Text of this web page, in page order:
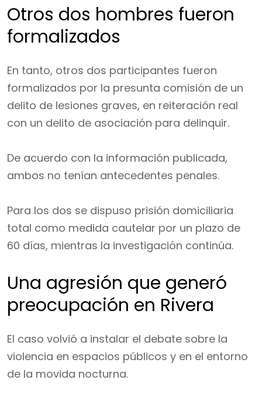
Otros dos hombres fueron
formalizados
En tanto, otros dos participantes fueron
formalizados por la presunta comisión de un
delito de lesiones graves, en reiteración real
con un delito de asociación para delinquir.
De acuerdo con la información publicada,
ambos no tenían antecedentes penales.
Para los dos se dispuso prisión domiciliaria
total como medida cautelar por un plazo de
60 días, mientras la investigación continúa.
Una agresión que generó
preocupación en Rivera
El caso volvió a instalar el debate sobre la
violencia en espacios públicos y en el entorno
de la movida nocturna.